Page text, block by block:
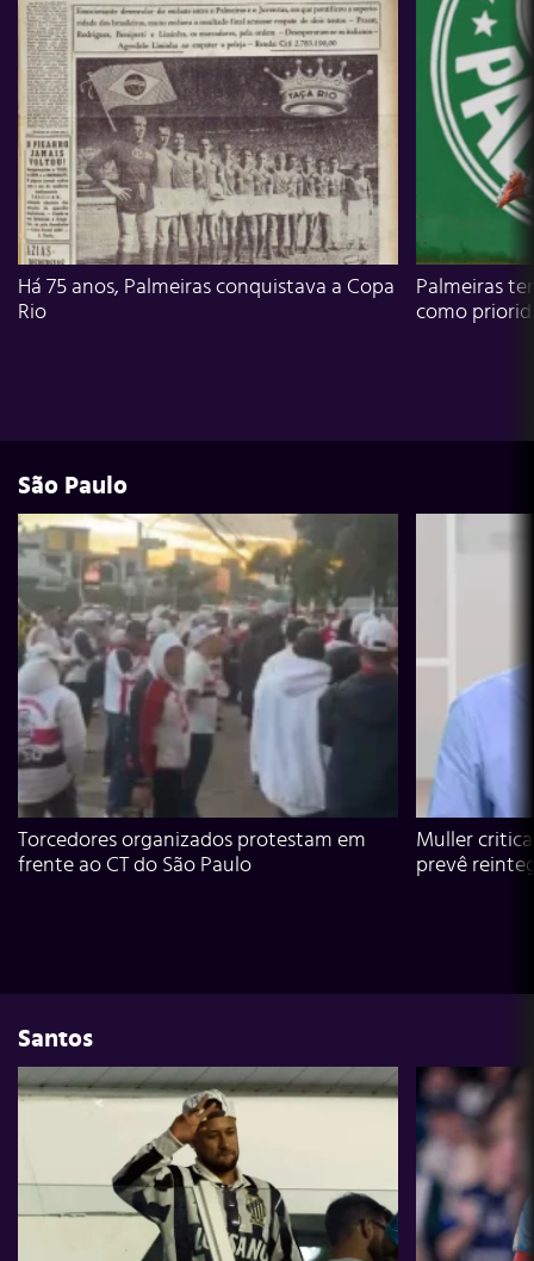
Há 75 anos, Palmeiras conquistava a Copa
Rio
Palmeiras
como
São Paulo
Torcedores organizados protestam em
frente ao CT do São Paulo
Muller
prevê
Santos